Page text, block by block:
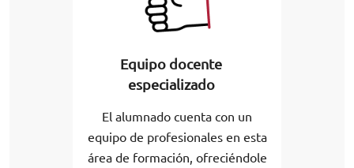
Equipo docente
especializado
El alumnado cuenta con un
equipo de profesionales en esta
área de formación, ofreciéndole